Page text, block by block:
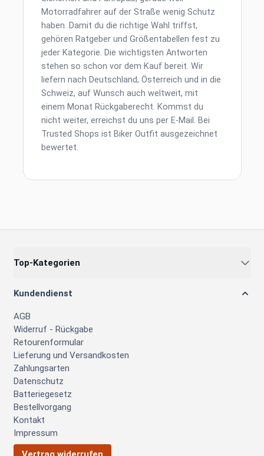
Motorradfahrer auf der Straße wenig Schutz
haben. Damit du die richtige Wahl triffst,
gehören Ratgeber und Größentabellen fest zu
jeder Kategorie. Die wichtigsten Antworten
stehen so schon vor dem Kauf bereit. Wir
liefern nach Deutschland, Österreich und in die
Schweiz, auf Wunsch auch weltweit, mit
einem Monat Rückgaberecht. Kommst du
nicht weiter, erreichst du uns per E-Mail. Bei
Trusted Shops ist Biker Outfit ausgezeichnet
bewertet.
Top-Kategorien
Kundendienst
AGB
Widerruf - Rückgabe
Retourenformular
Lieferung und Versandkosten
Zahlungsarten
Datenschutz
Batteriegesetz
Bestellvorgang
Kontakt
Impressum